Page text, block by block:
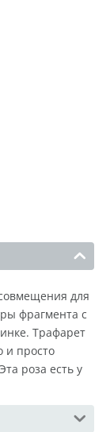
для
фрагмента с
Трафарет
и просто
роза есть у